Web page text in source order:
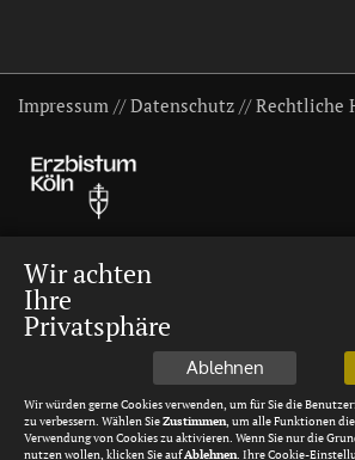
Impressum //Datenschutz //Rechtliche
Wir achten
Ihre
Privatsphäre
Ablehnen
Wir würden gerne Cookies verwenden, um für Sie die
zu verbessern. Wählen SieZustimmen, um alle Funktionen
Verwendung von Cookies zu aktivieren. Wenn Sie nur die
nutzen wollen, klicken Sie aufAblehnen. Ihre Cookie-